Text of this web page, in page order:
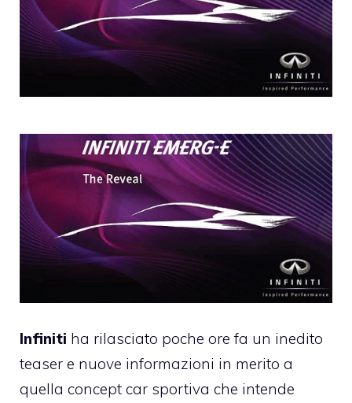
Infiniti ha rilasciato poche ore fa un inedito
teaser e nuove informazioni in merito a
quella concept car sportiva che intende